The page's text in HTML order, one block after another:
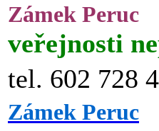
Zámek Peruc
veřejnosti
tel. 602 728
Zámek Peruc